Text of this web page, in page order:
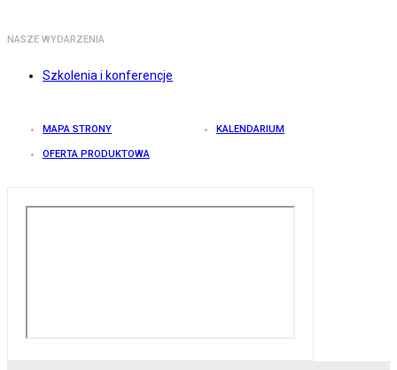
NASZE WYDARZENIA
Szkolenia i konferencje
MAPA STRONY KALENDARIUM
OFERTA PRODUKTOWA